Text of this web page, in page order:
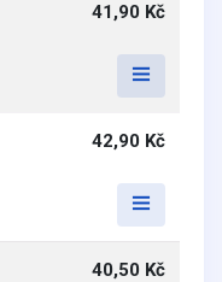
41,90 Kč
42,90 Kč
40,50 Kč